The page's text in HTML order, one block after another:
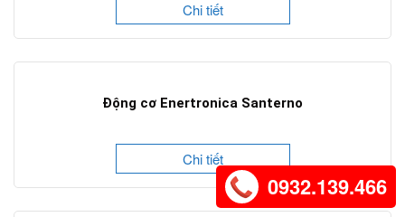
Chi tiết
Động cơ Enertronica Santerno
Chi tiết
0932.139.466